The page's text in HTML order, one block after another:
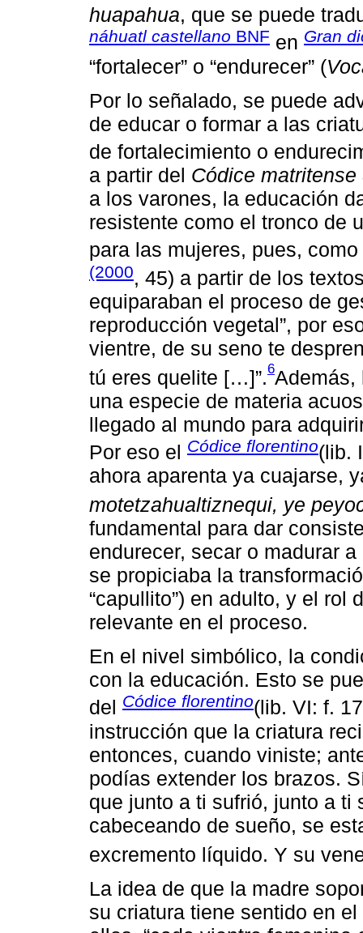
huapahua, que se puede
náhuatl castellano BNF en Gran
“fortalecer” o “endurecer” (
Por lo señalado, se puede
de educar o formar a las
de fortalecimiento o
a partir del Códice
a los varones, la educación
resistente como el tronco de
para las mujeres, pues,
(2000, 45) a partir de los
equiparaban el proceso de
reproducción vegetal”, por
vientre, de su seno te
tú eres quelite […]”.6Además,
una especie de materia
llegado al mundo para
Por eso el Códice florentino(lib.
ahora aparenta ya cuajarse,
motetzahualtiznequi, ye
fundamental para dar
endurecer, secar o madurar
se propiciaba la
“capullito”) en adulto, y el rol
relevante en el proceso.
En el nivel simbólico, la
con la educación. Esto se
del Códice florentino(lib. VI: f.
instrucción que la criatura
entonces, cuando viniste;
podías extender los brazos.
que junto a ti sufrió, junto a ti
cabeceando de sueño, se
excremento líquido. Y su
La idea de que la madre
su criatura tiene sentido en